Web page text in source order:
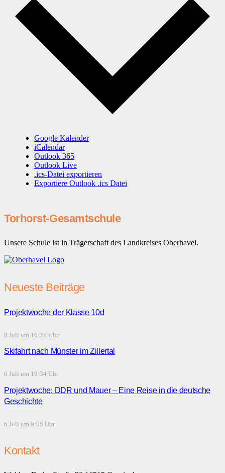
Google Kalender
iCalendar
Outlook 365
Outlook Live
.ics-Datei exportieren
Exportiere Outlook .ics Datei
Torhorst-Gesamtschule
Unsere Schule ist in Trägerschaft des Landkreises Oberhavel.
Neueste Beiträge
Projektwoche der Klasse 10d
8 Juli um 16:35 Uhr
Skifahrt nach Münster im Zillertal
6 Juli um 19:34 Uhr
Projektwoche: DDR und Mauer – Eine Reise in die deutsche
Geschichte
6 Juli um 9:05 Uhr
Kontakt